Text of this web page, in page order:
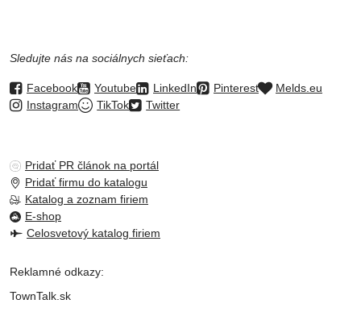
Sledujte nás na sociálnych sieťach:
Facebook Youtube LinkedIn Pinterest
Melds.eu
Instagram
TikTok Twitter
Pridať PR článok na portál
Pridať firmu do katalogu
Katalog a zoznam firiem
E-shop
Celosvetový katalog firiem
Reklamné odkazy:
TownTalk.sk